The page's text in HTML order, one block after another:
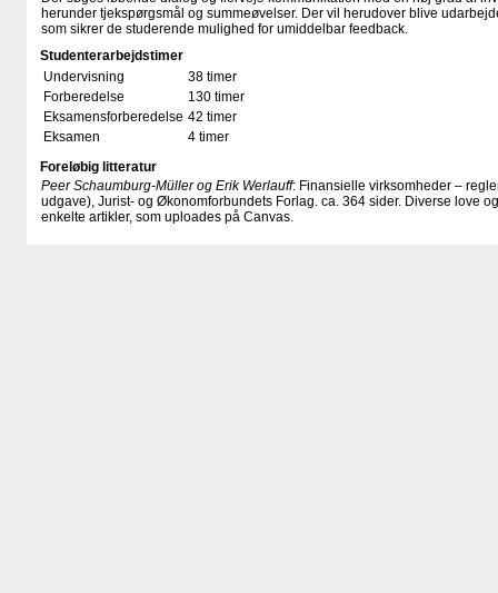
herunder tjekspørgsmål og summeøvelser. Der vil herudover blive
som sikrer de studerende mulighed for umiddelbar feedback.
Studenterarbejdstimer
Undervisning
38 timer
Forberedelse
130 timer
Eksamensforberedelse 42 timer
Eksamen
4 timer
Foreløbig litteratur
Peer Schaumburg-Müller og Erik Werlauff: Finansielle virksomheder –
udgave), Jurist- og Økonomforbundets Forlag. ca. 364 sider. Diverse love
enkelte artikler, som uploades på Canvas.